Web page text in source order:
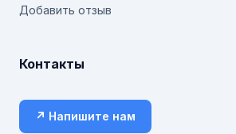
Добавить отзыв
Контакты
↗ Напишите нам